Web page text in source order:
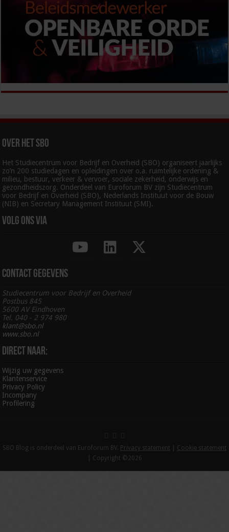
Over het SBO
Het Studiecentrum voor Bedrijf en Overheid (SBO) organiseert jaarlijks
zo’n 200 studiedagen en opleidingen over o.a. ruimtelijke ordening &
milieu, bestuur, verkeer & vervoer, sociale zekerheid, onderwijs en
gezondheidszorg. Onderdeel van Euroforum BV zijn Studiecentrum
voor Bedrijf en Overheid (SBO), Nederlands Instituut voor de Bouw
(NIB) en Secretary Management Instituut (SMI).
Volg ons via
Contact gegevens
Studiecentrum voor Bedrijf en Overheid
Postbus 845
5600 AV Eindhoven
Tel. 040 - 2 974 980
klant@sbo.nl
www.sbo.nl
Direct naar:
Wijzig uw gegevens
Klantenservice
Privacy Policy
Incompany
Profilering
SBO Blog is onderdeel van Euroforum BV. Privacy statement
Cookie statement
| Copyright ©2026